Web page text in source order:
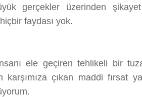
gerçekler üzerinden
faydası yok.
ele geçiren tehlikeli bir
karşımıza çıkan maddi fırsat